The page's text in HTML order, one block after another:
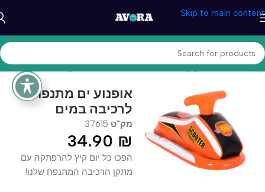
Skip to main content
עמוד הבית/מוצרי קיץ/אביזרי שחייה/מתנפחים ומשחקים לבריכה
אופנוע ים מתנפח
לרכיבה במים
מק"ט 37615
34.90 ₪
הפכו כל יום קיץ להרפתקה עם
מתקן הרכיבה המתנפח שלנו!